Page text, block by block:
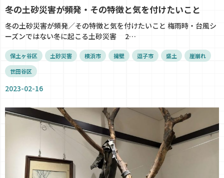
冬の土砂災害が頻発・その特徴と気を付けたいこと
冬の土砂災害が頻発／その特徴と気を付けたいこと 梅雨時・台風シ
ーズンではない冬に起こる土砂災害 2…
保土ヶ谷区 土砂災害 横浜市 擁壁 逗子市 盛土
崖崩れ
世田谷区
2023-02-16